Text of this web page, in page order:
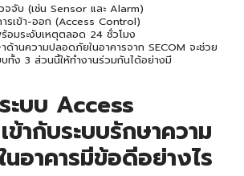
จจับ (เช่น Sensor และ Alarm)
รเข้า-ออก (Access Control)
อมระงับเหตุตลอด 24 ชั่วโมง
ด้านความปลอดภัยในอาคารจาก SECOM จะช่วย
ทั้ง 3 ส่วนนี้ให้ทำงานร่วมกันได้อย่างมี
ะบบ Access
ากับระบบรักษาความ
อาคารมีข้อดีอย่างไร